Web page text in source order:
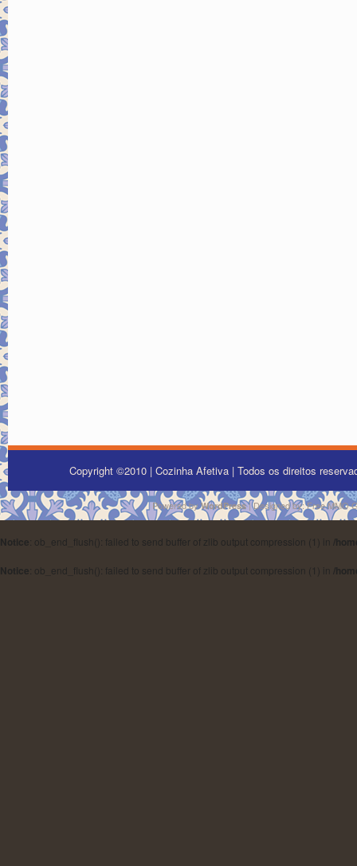
Copyright ©2010 | Cozinha Afetiva | Todos os direitos
Powered byWordPress| Designed by:Free MMO
Notice: ob_end_flush(): failed to send buffer of zlib output compression (1) in /
Notice: ob_end_flush(): failed to send buffer of zlib output compression (1) in /